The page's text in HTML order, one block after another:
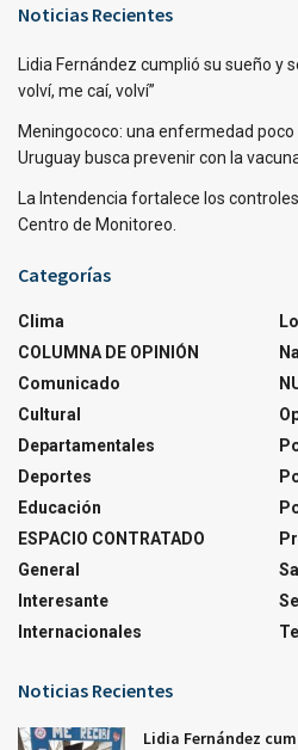
Noticias Recientes
Lidia Fernández cumplió su sueño y
volví, me caí, volví”
Meningococo: una enfermedad
Uruguay busca prevenir con la
La Intendencia fortalece los
Centro de Monitoreo.
Categorías
Clima
COLUMNA DE OPINIÓN
Comunicado
Cultural
Departamentales
Deportes
Educación
ESPACIO CONTRATADO
General
Interesante
Internacionales
Noticias Recientes
Lidia Fernández